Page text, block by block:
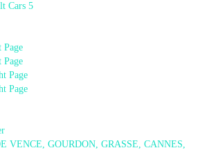
Cars 5
Page
Page
Page
Page
VENCE, GOURDON, GRASSE, CANNES,